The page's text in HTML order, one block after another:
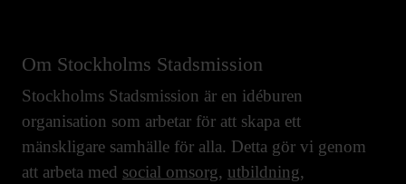
Om Stockholms Stadsmission
Stockholms Stadsmission är en idéburen
organisation som arbetar för att skapa ett
mänskligare samhälle för alla. Detta gör vi genom
att arbeta med social omsorg, utbildning,